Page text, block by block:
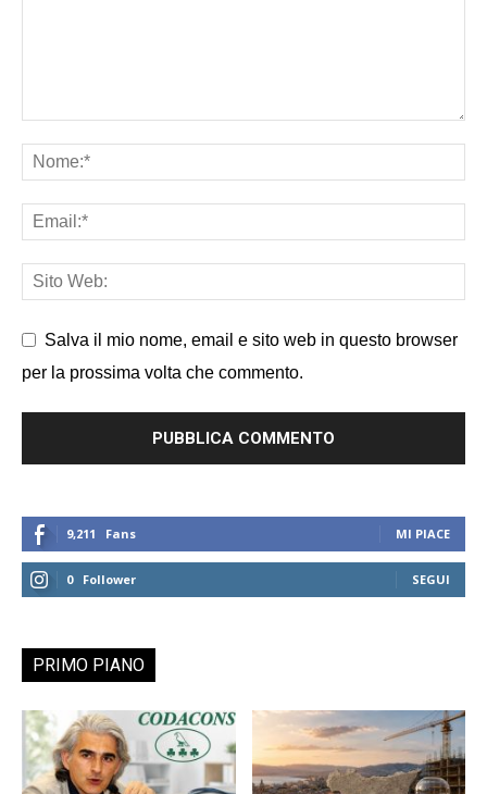
Salva il mio nome, email e sito web in questo browser
per la prossima volta che commento.
9,211 Fans MI PIACE
0 Follower SEGUI
PRIMO PIANO